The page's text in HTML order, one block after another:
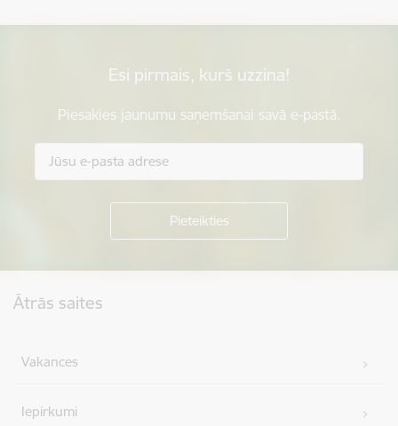
Esi pirmais, kurš uzzina!
Piesakies jaunumu saņemšanai savā e-pastā.
Ātrās saites
Vakances
Iepirkumi